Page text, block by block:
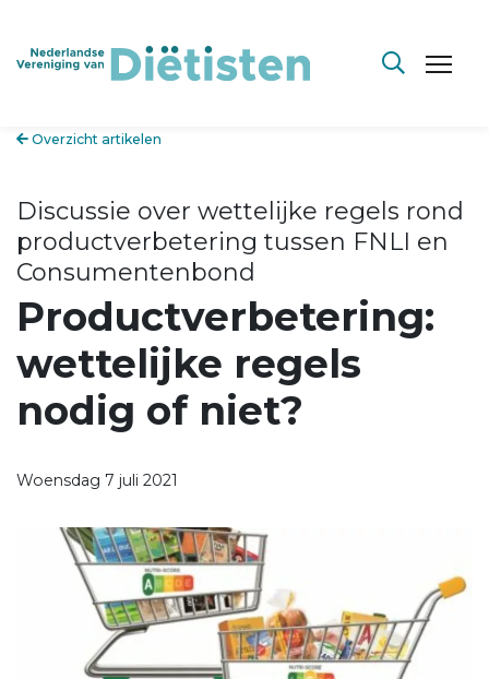
Overzicht artikelen
Discussie over wettelijke regels rond
productverbetering tussen FNLI en
Consumentenbond
Productverbetering:
wettelijke regels
nodig of niet?
Woensdag 7 juli 2021